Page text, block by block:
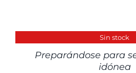
Sin stock
Preparándose para
idónea